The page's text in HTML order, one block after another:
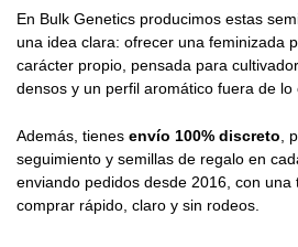
En Bulk Genetics producimos estas
una idea clara: ofrecer una feminizada
carácter propio, pensada para
densos y un perfil aromático fuera de lo
Además, tienes envío 100% discreto ,
seguimiento y semillas de regalo en
enviando pedidos desde 2016, con una
comprar rápido, claro y sin rodeos.